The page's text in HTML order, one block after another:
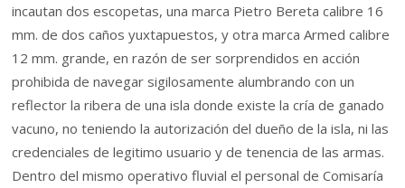
incautan dos escopetas, una marca Pietro Bereta calibre 16
mm. de dos caños yuxtapuestos, y otra marca Armed calibre
12 mm. grande, en razón de ser sorprendidos en acción
prohibida de navegar sigilosamente alumbrando con un
reflector la ribera de una isla donde existe la cría de ganado
vacuno, no teniendo la autorización del dueño de la isla, ni las
credenciales de legitimo usuario y de tenencia de las armas.
Dentro del mismo operativo fluvial el personal de Comisaría